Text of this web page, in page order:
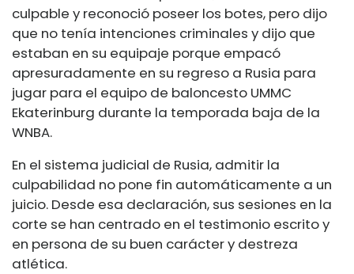
culpable y reconoció poseer los botes, pero dijo
que no tenía intenciones criminales y dijo que
estaban en su equipaje porque empacó
apresuradamente en su regreso a Rusia para
jugar para el equipo de baloncesto UMMC
Ekaterinburg durante la temporada baja de la
WNBA.
En el sistema judicial de Rusia, admitir la
culpabilidad no pone fin automáticamente a un
juicio. Desde esa declaración, sus sesiones en la
corte se han centrado en el testimonio escrito y
en persona de su buen carácter y destreza
atlética.